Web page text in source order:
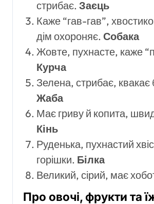
стрибає. Заєць
Каже “гав-гав”,
дім охороняє. Собака
Жовте, пухнасте, каже
Курча
Зелена, стрибає, квакає
Жаба
Має гриву й копита,
Кінь
Руденька, пухнастий
горішки. Білка
Великий, сірий, має
Про овочі, фрукти та